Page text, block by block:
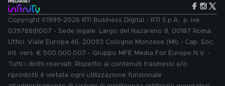
Copyright ©1999-2026 RTI Business Digital - RTI S.p.A.: p. iva
03976881007 - Sede legale: Largo del Nazareno 8, 00187 Roma.
Uffici: Viale Europa 46, 20093 Cologno Monzese (MI) - Cap. Soc.
int. vers. € 500.000.007 - Gruppo MFE Media For Europe N.V. -
Tutti i diritti riservati. Rispetto ai contenuti trasmessi e/o
riprodotti è vietata ogni utilizzazione funzionale